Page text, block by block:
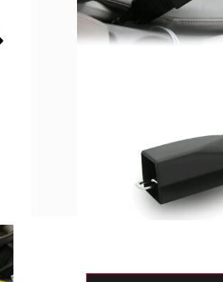
רכב אחר
לאחסון